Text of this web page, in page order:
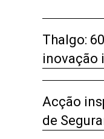
Thalgo:
inovação
Acção
de